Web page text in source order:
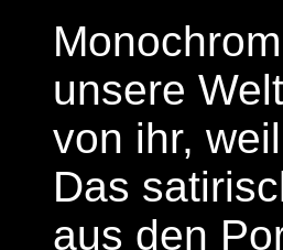
unsere
von ihr,
Das
aus den